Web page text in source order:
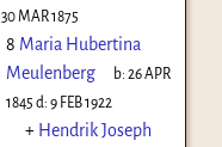
30 MAR 1875
8 Maria Hubertina
Meulenberg
b:26 APR
1845 d: 9 FEB 1922
+ Hendrik Joseph